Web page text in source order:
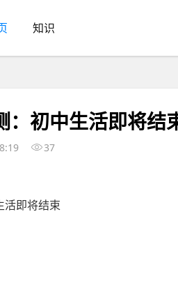
知识
：初中生活即将结
37
活即将结束